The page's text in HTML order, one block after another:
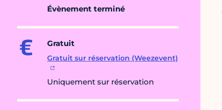
Évènement terminé
Gratuit
Gratuit sur réservation (Weezevent)
Uniquement sur réservation